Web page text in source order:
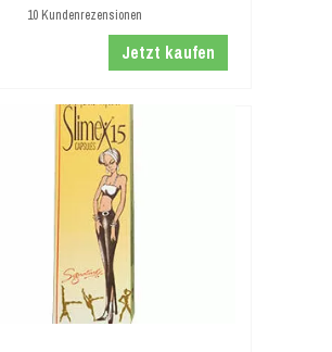
10 Kundenrezensionen
Jetzt kaufen